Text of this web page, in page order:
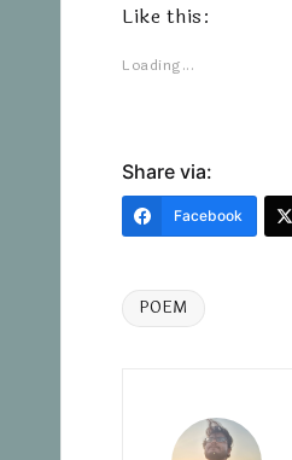
Like this:
Loading...
Share via:
Facebook
POEM